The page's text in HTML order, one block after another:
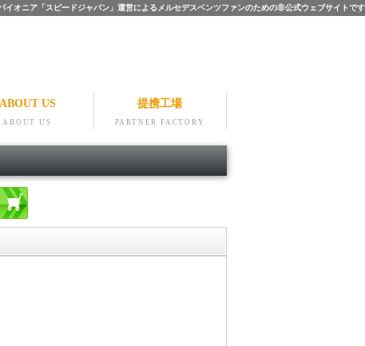
イオニア「スピードジャパン」運営によるメルセデスベンツファンのための非公式ウェブサイトです
ABOUT US
ABOUT US
提携工場
PARTNER FACTORY